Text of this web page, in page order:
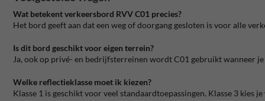
Wat betekent verkeersbord RVV C01 precies?
Het bord geeft aan dat een weg of doorgang gesloten is voor alle
Is dit bord geschikt voor eigen terrein?
Ja, ook op privé- en bedrijfsterreinen wordt C01 gebruikt wanneer
Welke reflectieklasse moet ik kiezen?
Klasse 1 is geschikt voor veel standaardtoepassingen. Klasse 3 kies